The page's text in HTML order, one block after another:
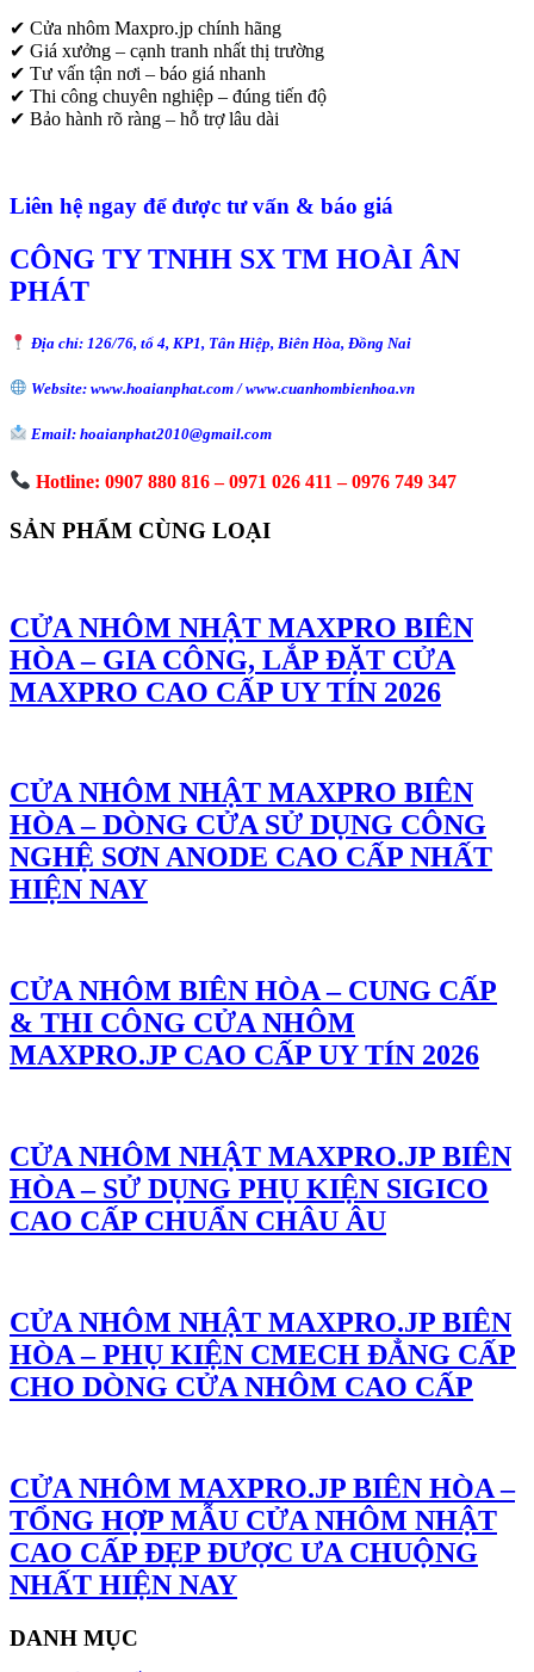
✔ Cửa nhôm Maxpro.jp chính hãng
✔ Giá xưởng – cạnh tranh nhất thị trường
✔ Tư vấn tận nơi – báo giá nhanh
✔ Thi công chuyên nghiệp – đúng tiến độ
✔ Bảo hành rõ ràng – hỗ trợ lâu dài
Liên hệ ngay để được tư vấn & báo giá
CÔNG TY TNHH SX TM HOÀI ÂN
PHÁT
Địa chỉ: 126/76, tổ 4, KP1, Tân Hiệp, Biên Hòa, Đồng Nai
Website: www.hoaianphat.com / www.cuanhombienhoa.vn
Email: hoaianphat2010@gmail.com
Hotline: 0907 880 816 – 0971 026 411 – 0976 749 347
SẢN PHẨM CÙNG LOẠI
CỬA NHÔM NHẬT MAXPRO BIÊN
HÒA – GIA CÔNG, LẮP ĐẶT CỬA
MAXPRO CAO CẤP UY TÍN 2026
CỬA NHÔM NHẬT MAXPRO BIÊN
HÒA – DÒNG CỬA SỬ DỤNG CÔNG
NGHỆ SƠN ANODE CAO CẤP NHẤT
HIỆN NAY
CỬA NHÔM BIÊN HÒA – CUNG CẤP
& THI CÔNG CỬA NHÔM
MAXPRO.JP CAO CẤP UY TÍN 2026
CỬA NHÔM NHẬT MAXPRO.JP BIÊN
HÒA – SỬ DỤNG PHỤ KIỆN SIGICO
CAO CẤP CHUẨN CHÂU ÂU
CỬA NHÔM NHẬT MAXPRO.JP BIÊN
HÒA – PHỤ KIỆN CMECH ĐẲNG CẤP
CHO DÒNG CỬA NHÔM CAO CẤP
CỬA NHÔM MAXPRO.JP BIÊN HÒA –
TỔNG HỢP MẪU CỬA NHÔM NHẬT
CAO CẤP ĐẸP ĐƯỢC ƯA CHUỘNG
NHẤT HIỆN NAY
DANH MỤC